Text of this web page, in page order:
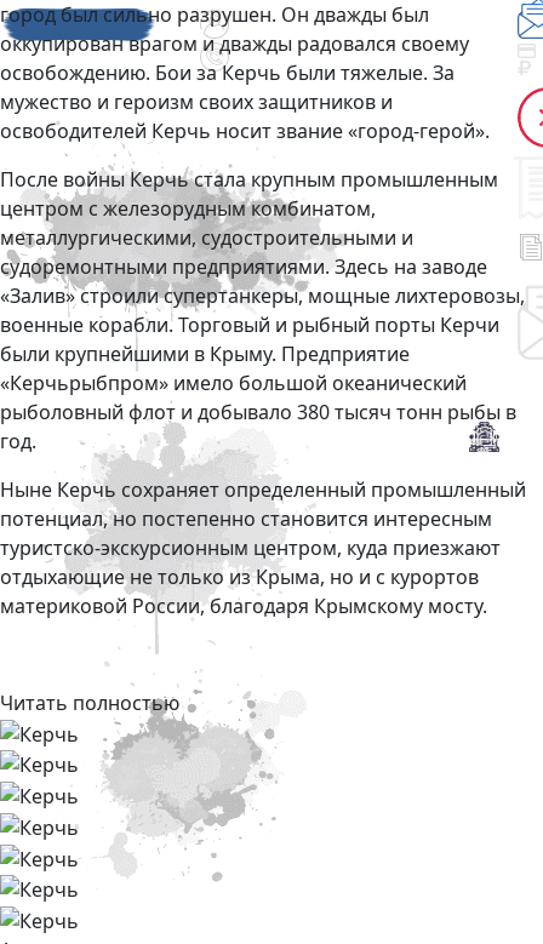
город был сильно разрушен. Он дважды был
оккупирован врагом и дважды радовался своему
освобождению. Бои за Керчь были тяжелые. За
мужество и героизм своих защитников и
освободителей Керчь носит звание «город-герой».
После войны Керчь стала крупным промышленным
центром с железорудным комбинатом,
металлургическими, судостроительными и
судоремонтными предприятиями. Здесь на заводе
«Залив» строили супертанкеры, мощные лихтеровозы,
военные корабли. Торговый и рыбный порты Керчи
были крупнейшими в Крыму. Предприятие
«Керчьрыбпром» имело большой океанический
рыболовный флот и добывало 380 тысяч тонн рыбы в
год.
Ныне Керчь сохраняет определенный промышленный
потенциал, но постепенно становится интересным
туристско-экскурсионным центром, куда приезжают
отдыхающие не только из Крыма, но и с курортов
материковой России, благодаря Крымскому мосту.
Читать полностью